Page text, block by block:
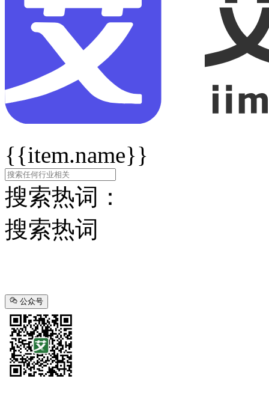
{{item.name}}
搜索热词：
搜索热词
公众号